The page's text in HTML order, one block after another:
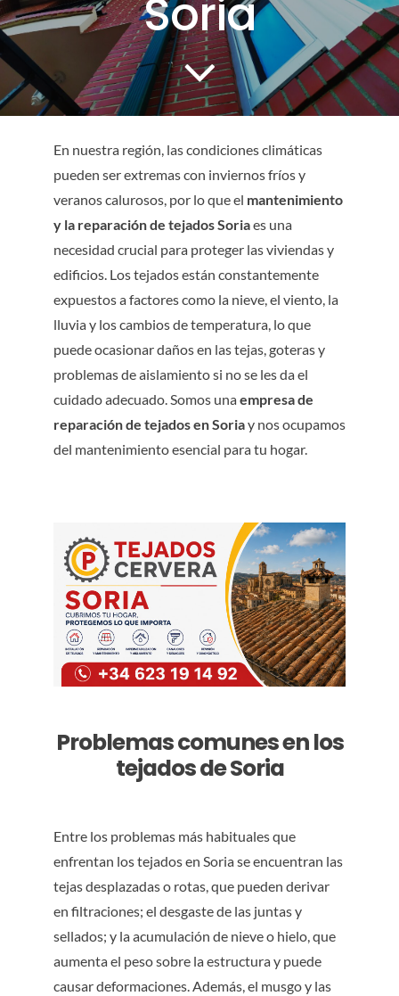
CONTACTO
SERVICIOS
Soria
En nuestra región, las condiciones climáticas
pueden ser extremas con inviernos fríos y
veranos calurosos, por lo que el mantenimiento
y la reparación de tejados Soriaes una
necesidad crucial para proteger las viviendas y
edificios. Los tejados están constantemente
expuestos a factores como la nieve, el viento, la
lluvia y los cambios de temperatura, lo que
puede ocasionar daños en las tejas, goteras y
problemas de aislamiento si no se les da el
cuidado adecuado. Somos unaempresa de
reparación de tejados en Soriay nos ocupamos
del mantenimiento esencial para tu hogar.
Problemas comunes en los
tejados de Soria
Entre los problemas más habituales que
enfrentan los tejados en Soria se encuentran las
tejas desplazadas o rotas, que pueden derivar
en filtraciones; el desgaste de las juntas y
sellados; y la acumulación de nieve o hielo, que
aumenta el peso sobre la estructura y puede
causar deformaciones. Además, el musgo y las